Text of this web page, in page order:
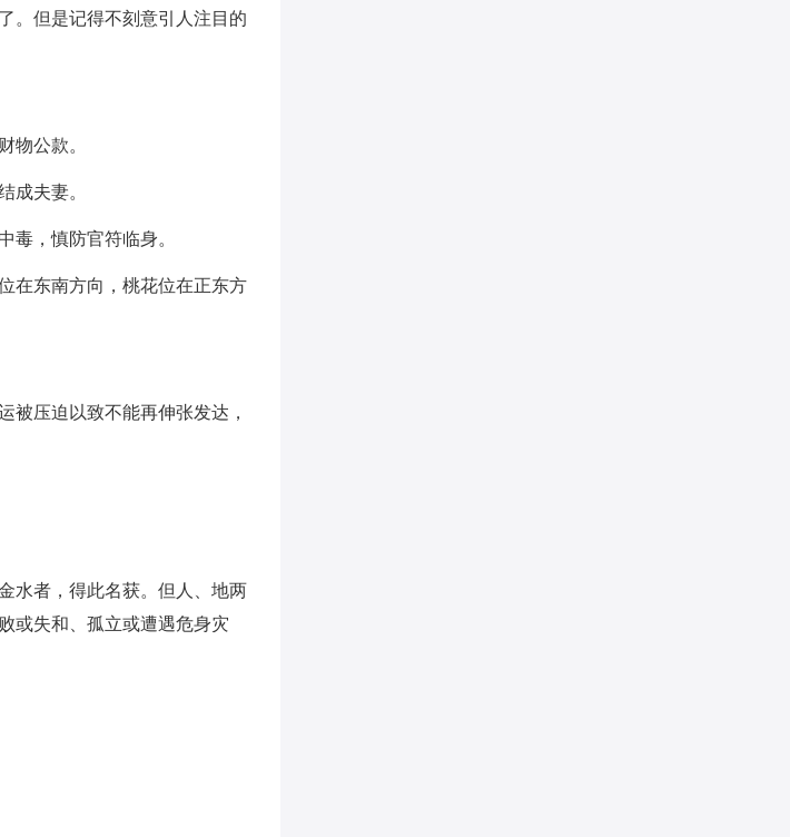
。但是记得不刻意引人注目的
物公款。
成夫妻。
毒，慎防官符临身。
在东南方向，桃花位在正东方
被压迫以致不能再伸张发达，
水者，得此名获。但人、地两
或失和、孤立或遭遇危身灾